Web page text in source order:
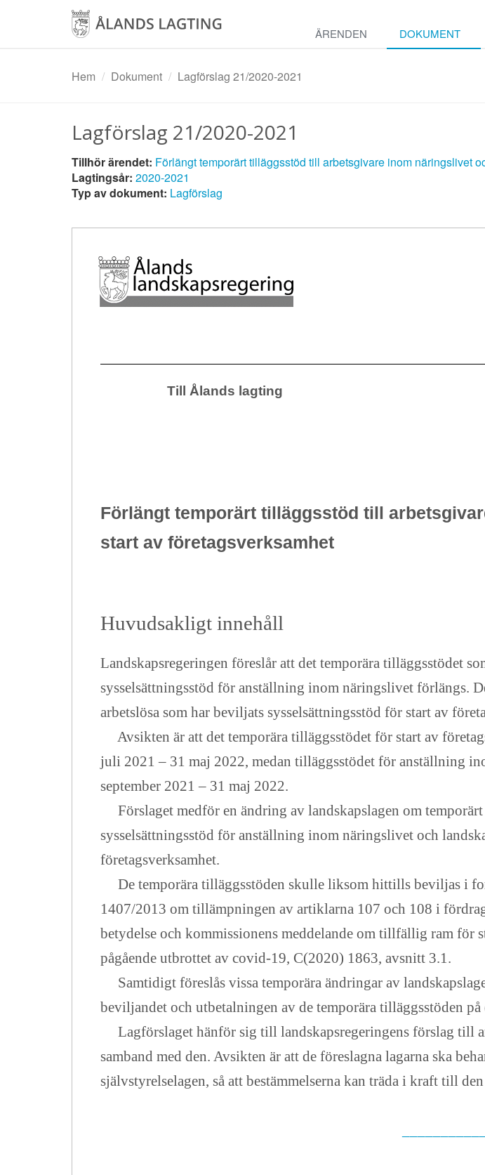
ÄRENDEN DOKUMENT
Hem Dokument Lagförslag 21/2020-2021
Lagförslag 21/2020-2021
Tillhör ärendet: Förlängt temporärt tilläggsstöd till arbetsgivare inom näringslivet
Lagtingsår: 2020-2021
Typ av dokument: Lagförslag
Till Ålands lagting
Förlängt temporärt tilläggsstöd till
start av företagsverksamhet
Huvudsakligt innehåll
Landskapsregeringen föreslår att det temporära tilläggsstödet
sysselsättningsstöd för anställning inom näringslivet förlängs.
arbetslösa som har beviljats sysselsättningsstöd för start av
Avsikten är att det temporära tilläggsstödet för start av
juli 2021 – 31 maj 2022, medan tilläggsstödet för anställning
september 2021 – 31 maj 2022.
Förslaget medför en ändring av landskapslagen om
sysselsättningsstöd för anställning inom näringslivet och
företagsverksamhet.
De temporära tilläggsstöden skulle liksom hittills beviljas i
1407/2013 om tillämpningen av artiklarna 107 och 108 i
betydelse och kommissionens meddelande om tillfällig ram för
pågående utbrottet av covid-19, C(2020) 1863, avsnitt 3.1.
Samtidigt föreslås vissa temporära ändringar av
beviljandet och utbetalningen av de temporära tilläggsstöden på
Lagförslaget hänför sig till landskapsregeringens förslag till
samband med den. Avsikten är att de föreslagna lagarna ska
självstyrelselagen, så att bestämmelserna kan träda i kraft till